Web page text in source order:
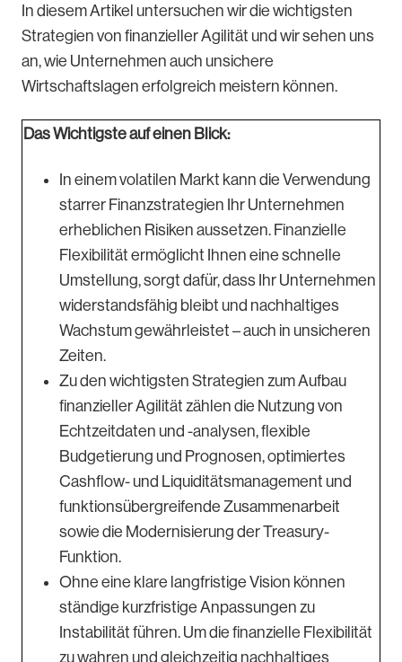
In diesem Artikel untersuchen wir die wichtigsten
Strategien von finanzieller Agilität und wir sehen uns
an, wie Unternehmen auch unsichere
Wirtschaftslagen erfolgreich meistern können.
Das Wichtigste auf einen Blick:
In einem volatilen Markt kann die Verwendung
starrer Finanzstrategien Ihr Unternehmen
erheblichen Risiken aussetzen. Finanzielle
Flexibilität ermöglicht Ihnen eine schnelle
Umstellung, sorgt dafür, dass Ihr Unternehmen
widerstandsfähig bleibt und nachhaltiges
Wachstum gewährleistet – auch in unsicheren
Zeiten.
Zu den wichtigsten Strategien zum Aufbau
finanzieller Agilität zählen die Nutzung von
Echtzeitdaten und -analysen, flexible
Budgetierung und Prognosen, optimiertes
Cashflow- und Liquiditätsmanagement und
funktionsübergreifende Zusammenarbeit
sowie die Modernisierung der Treasury-
Funktion.
Ohne eine klare langfristige Vision können
ständige kurzfristige Anpassungen zu
Instabilität führen. Um die finanzielle Flexibilität
zu wahren und gleichzeitig nachhaltiges